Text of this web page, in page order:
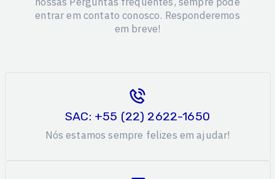
entrar em contato conosco. Responderemos
em breve!
SAC: +55 (22) 2622-1650
Nós estamos sempre felizes em ajudar!